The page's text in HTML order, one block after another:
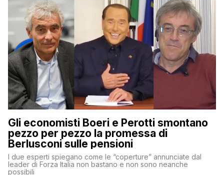
Gli economisti Boeri e Perotti smontano
pezzo per pezzo la promessa di
Berlusconi sulle pensioni
I due esperti spiegano come le “coperture” annunciate dal
leader di Forza Italia non bastano e non sono neanche
possibili